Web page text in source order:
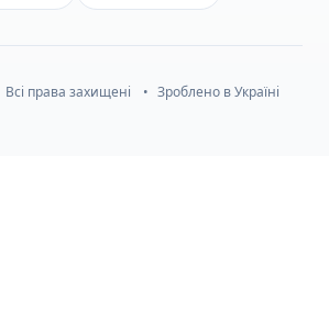
Всі права захищені • Зроблено в Україні